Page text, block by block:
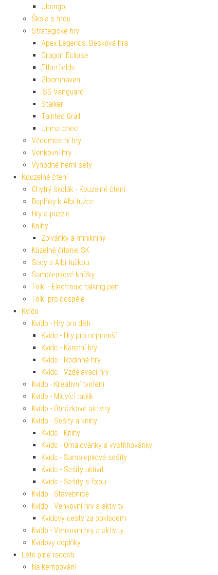
Ubongo
Škola s hrou
Strategické hry
Apex Legends: Desková hra
Dragon Eclipse
Etherfields
Gloomhaven
ISS Vanguard
Stalker
Tainted Grail
Unmatched
Vědomostní hry
Venkovní hry
Výhodné herní sety
Kouzelné čtení
Chytrý školák - Kouzelné čtení
Doplňky k Albi tužce
Hry a puzzle
Knihy
Zpívánky a miniknihy
Kúzelné čítanie SK
Sady s Albi tužkou
Samolepkové knížky
Tolki - Electronic talking pen
Tolki pro dospělé
Kvído
Kvído - Hry pro děti
Kvído - Hry pro nejmenší
Kvído - Karetní hry
Kvído - Rodinné hry
Kvído - Vzdělávací hry
Kvído - Kreativní tvoření
Kvído - Mluvící tablík
Kvído - Obrázkové aktivity
Kvído - Sešity a knihy
Kvído - Knihy
Kvído - Omalovánky a vystřihovánky
Kvído - Samolepkové sešity
Kvído - Sešity aktivit
Kvído - Sešity s fixou
Kvído - Stavebnice
Kvído - Venkovní hry a aktivity
Kvídovy cesty za pokladem
Kvído - Venkovní hry a aktivity
Kvídovy doplňky
Léto plné radosti
Na kempování